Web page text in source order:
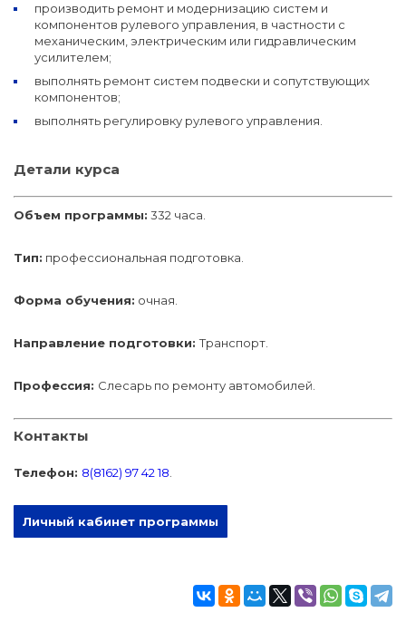
производить ремонт и модернизацию систем и
компонентов рулевого управления, в частности с
механическим, электрическим или гидравлическим
усилителем;
выполнять ремонт систем подвески и сопутствующих
компонентов;
выполнять регулировку рулевого управления.
Детали курса
Объем программы: 332 часа.
Тип: профессиональная подготовка.
Форма обучения: очная.
Направление подготовки:Транспорт.
Профессия: Слесарь по ремонту автомобилей.
Контакты
Телефон: 8(8162) 97 42 18
Личный кабинет программы